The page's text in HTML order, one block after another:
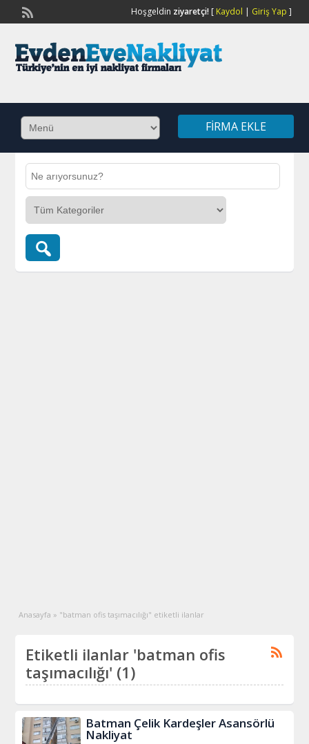
Hoşgeldin ziyaretçi![ Kaydol | Giriş Yap ]
FIRMA EKLE
Anasayfa » "batman ofis taşımacılığı" etiketli ilanlar
Etiketli ilanlar 'batman ofis
taşımacılığı' (1)
Batman Çelik Kardeşler Asansörlü
Nakliyat